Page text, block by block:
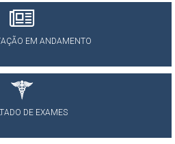
EM ANDAMENTO
DE EXAMES